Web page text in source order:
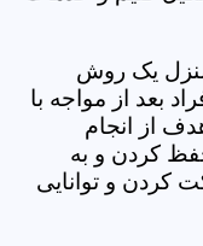
منزل یک روش
بعد از مواجه با
از انجام
کردن و به
کردن و توانایی